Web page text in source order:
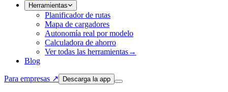
Herramientas
Planificador de rutas
Mapa de cargadores
Autonomía real por modelo
Calculadora de ahorro
Ver todas las herramientas→
Blog
Para empresas ↗ Descarga la app